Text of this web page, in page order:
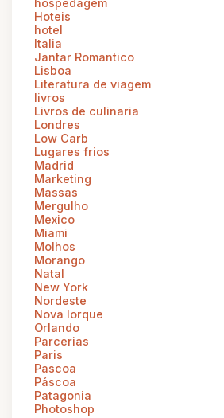
Hoteis
hotel
Italia
Jantar Romantico
Lisboa
Literatura de viagem
livros
Livros de culinaria
Londres
Low Carb
Lugares frios
Madrid
Marketing
Massas
Mergulho
Mexico
Miami
Molhos
Morango
Natal
New York
Nordeste
Nova Iorque
Orlando
Parcerias
Paris
Pascoa
Páscoa
Patagonia
Photoshop